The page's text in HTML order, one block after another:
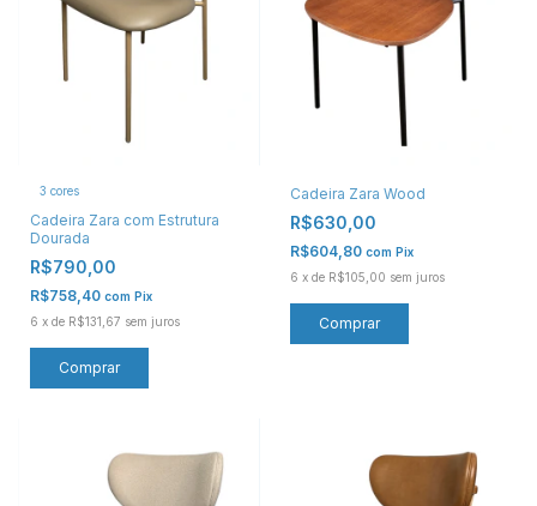
3 cores
Cadeira Zara com Estrutura
Dourada
R$790,00
R$758,40 com Pix
6 x de R$131,67 sem juros
Comprar
Cadeira Zara Wood
R$630,00
R$604,80 com Pix
6 x de R$105,00 sem juros